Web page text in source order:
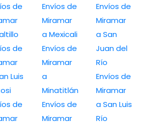
de
de
Luis
de
Envíos de
Miramar
a Mexicali
Envíos de
Miramar
a
Minatitlán
Envíos de
Miramar
Envíos de
Miramar
a San
Juan del
Río
Envíos de
Miramar
a San Luis
Río